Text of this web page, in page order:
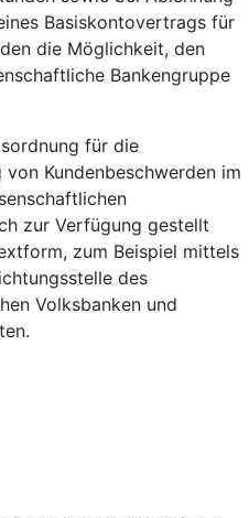
Basiskontovertrags für
die Möglichkeit, den
Bankengruppe
für die
Kundenbeschwerden im
zur Verfügung gestellt
zum Beispiel mittels
des
Volksbanken und